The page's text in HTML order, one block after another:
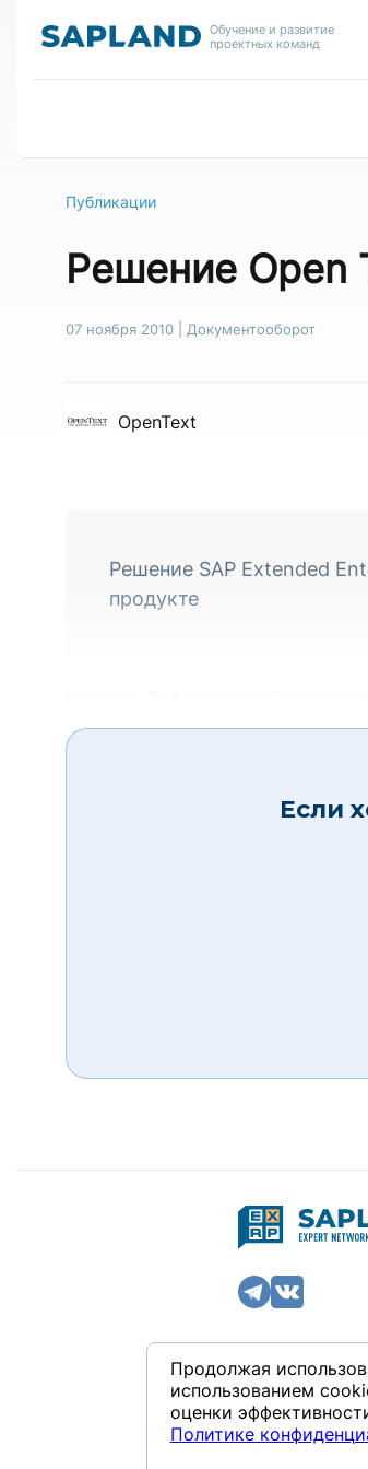
Обучение и развитие
проектных команд
Публикации
Решение Open
07 ноября 2010 Документооборот
OpenText
Решение SAP Extended
продукте
Если
Продолжая
использованием
оценки
Политике